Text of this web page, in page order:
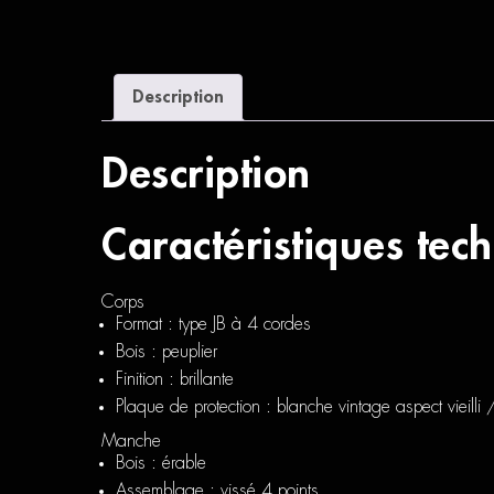
Description
Description
Caractéristiques
Corps
Format : type JB à 4 cordes
Bois : peuplier
Finition : brillante
Plaque de protection : blanche vintage aspect vieilli
Manche
Bois : érable